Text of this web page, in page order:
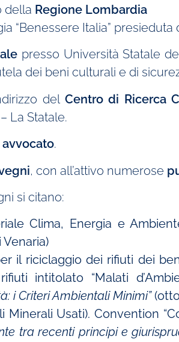
della Regione Lombardia
“Benessere Italia”
presso Università Statale
dei beni culturali e di
del Centro di Ricerca
La Statale.
.
, con all’attivo numerose
si citano:
Clima, Energia e
Venaria)
il riciclaggio dei rifiuti dei
intitolato “Malati
i Criteri Ambientali Minimi”
Minerali Usati). Convention
tra recenti principi e